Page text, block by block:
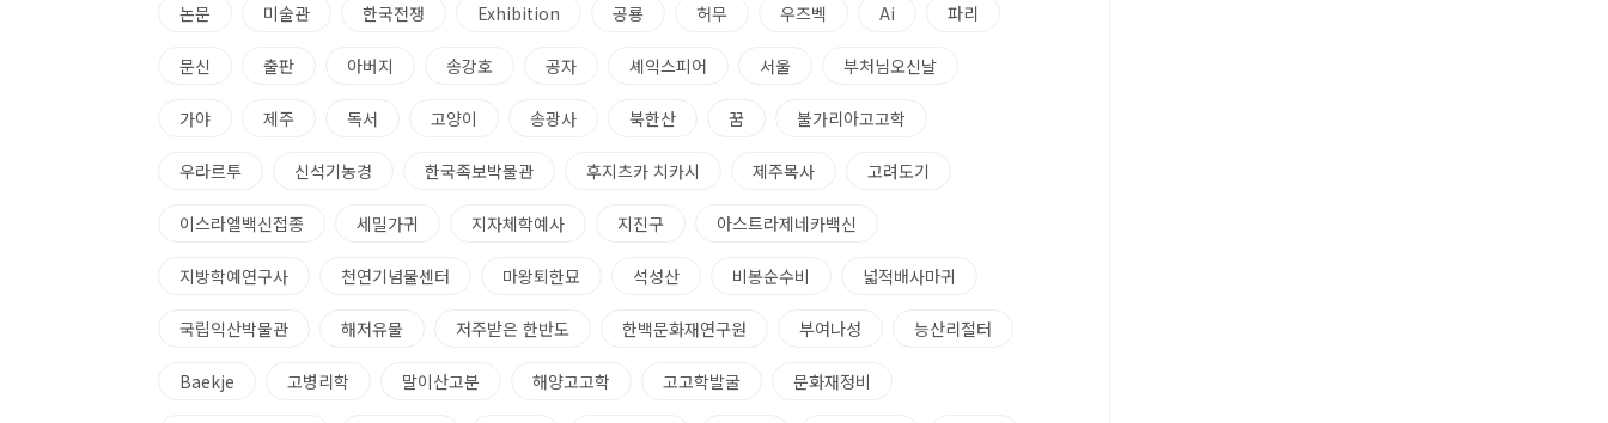
논문 미술관 한국전쟁 Exhibition 공룡 허무 우즈벡 Ai 파리
문신 출판 아버지 송강호 공자 셰익스피어 서울 부처님오신날
가야 제주 독서 고양이 송광사 북한산 꿈 불가리아고고학
우라르투 신석기농경 한국족보박물관 후지츠카 치카시 제주목사 고려도기
이스라엘백신접종 세밀가귀 지자체학예사 지진구 아스트라제네카백신
지방학예연구사 천연기념물센터 마왕퇴한묘 석성산 비봉순수비 넓적배사마귀
국립익산박물관 해저유물 저주받은 한반도 한백문화재연구원 부여나성 능산리절터
Baekje 고병리학 말이산고분 해양고고학 고고학발굴 문화재정비